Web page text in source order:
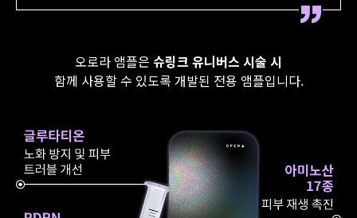
오로라 앰플은 슈링크 유니버스 시술 시
함께 사용할 수 있도록 개발된 전용 앰플입니다.